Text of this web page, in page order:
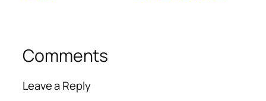
Comments
Leave a Reply